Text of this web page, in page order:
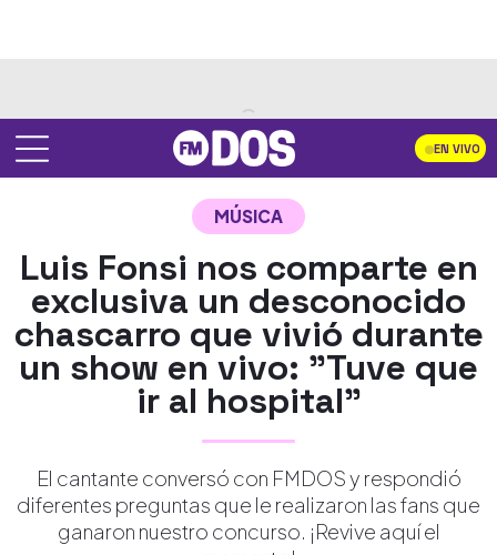
EN VIVO
MÚSICA
Luis Fonsi nos comparte en
exclusiva un desconocido
chascarro que vivió durante
un show en vivo: "Tuve que
ir al hospital"
El cantante conversó con FMDOS y respondió
diferentes preguntas que le realizaron las fans que
ganaron nuestro concurso. ¡Revive aquí el